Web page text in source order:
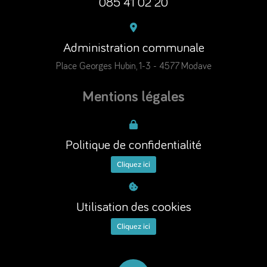
085 41 02 20
Administration communale
Place Georges Hubin, 1-3 - 4577 Modave
Mentions légales
Politique de confidentialité
Cliquez ici
Utilisation des cookies
Cliquez ici